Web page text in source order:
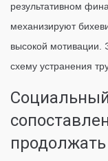
результативном
механизируют
высокой мотивации.
схему устранения
продолжать